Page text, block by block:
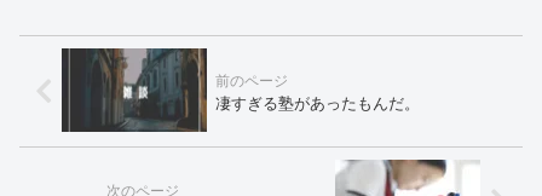
凄すぎる塾があったもんだ。